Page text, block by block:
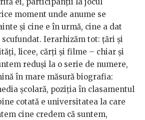
ei, participanții la jocul
moment unde anume se
și cine e în urmă, cine a dat
Ierarhizăm tot: țări și
licee, cărți și filme – chiar și
reduși la o serie de numere,
în mare măsură biografia:
școlară, poziția în clasamentul
cotată e universitatea la care
cine credem că suntem,